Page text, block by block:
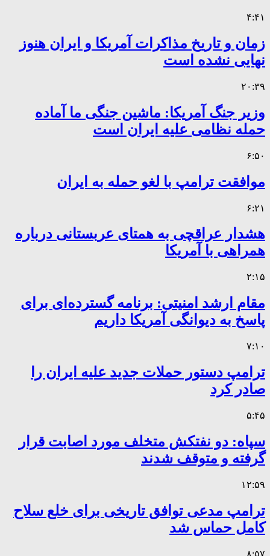
۴:۴۱
زمان و تاریخ مذاکرات آمریکا و ایران هنوز
نهایی نشده است
۲۰:۳۹
وزیر جنگ آمریکا: ماشین جنگی ما آماده
حمله نظامی علیه ایران است
۶:۵۰
موافقت ترامپ با لغو حمله به ایران
۶:۲۱
هشدار عراقچی به همتای عربستانی درباره
همراهی با آمریکا
۲:۱۵
مقام ارشد امنیتی: برنامه گسترده‌ای برای
پاسخ به دیوانگی آمریکا داریم
۷:۱۰
ترامپ دستور حملات جدید علیه ایران را
صادر کرد
۵:۴۵
سپاه: دو نفتکش متخلف مورد اصابت قرار
گرفته و متوقف شدند
۱۲:۵۹
ترامپ مدعی توافق تاریخی برای خلع سلاح
کامل حماس شد
۸:۵۷